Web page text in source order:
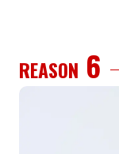
REASON 6